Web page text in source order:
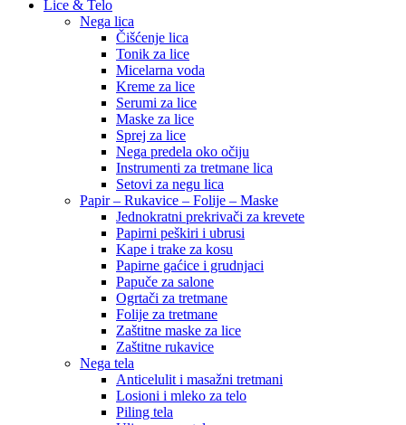
Lice & Telo
Nega lica
Čišćenje lica
Tonik za lice
Micelarna voda
Kreme za lice
Serumi za lice
Maske za lice
Sprej za lice
Nega predela oko očiju
Instrumenti za tretmane lica
Setovi za negu lica
Papir – Rukavice – Folije – Maske
Jednokratni prekrivači za krevete
Papirni peškiri i ubrusi
Kape i trake za kosu
Papirne gaćice i grudnjaci
Papuče za salone
Ogrtači za tretmane
Folije za tretmane
Zaštitne maske za lice
Zaštitne rukavice
Nega tela
Anticelulit i masažni tretmani
Losioni i mleko za telo
Piling tela